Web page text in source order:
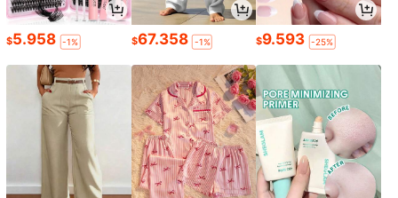
$5.958 -1% $67.358 -1% $9.593 -25%